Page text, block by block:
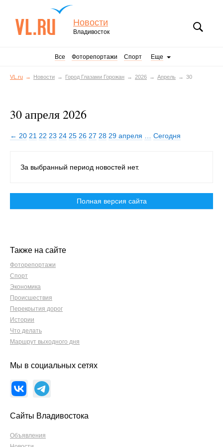
Новости
Владивосток
Все Фоторепортажи Спорт Еще
VL.ru Новости Город Глазами Горожан 2026 Апрель 30
30 апреля 2026
← 20 21 22 23 24 25 26 27 28 29 апреля Сегодня
За выбранный период новостей нет.
Полная версия сайта
Также на сайте
Фоторепортажи
Спорт
Экономика
Происшествия
Перекрытия дорог
Истории
Что делать
Маршрут выходного дня
Мы в социальных сетях
Сайты Владивостока
Объявления